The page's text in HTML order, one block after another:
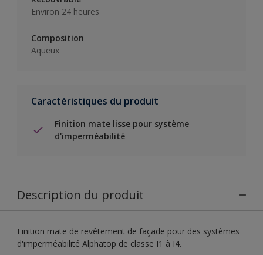
Environ 24 heures
Composition
Aqueux
Caractéristiques du produit
Finition mate lisse pour système
d'imperméabilité
Description du produit
Finition mate de revêtement de façade pour des systèmes
d'imperméabilité Alphatop de classe I1 à I4.